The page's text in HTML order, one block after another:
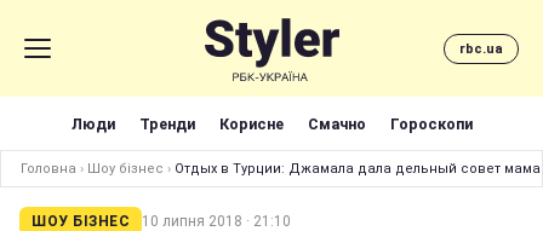
rbc.ua
Люди Тренди Корисне Смачно Гороскопи
Головна › Шоу бізнес › Отдых в Турции: Джамала дала дельный совет
ШОУ БІЗНЕС 10 липня 2018 · 21:10